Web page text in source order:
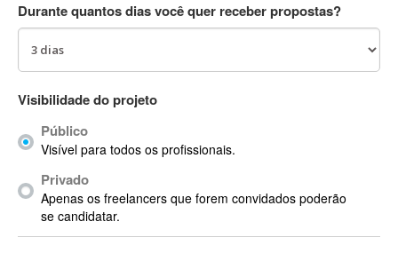
ACID Pro
ACPI
ACT
Actian
Actimize
ActionScript
ActionScript 3
Durante quantos dias você quer receber propostas?
Visibilidade do projeto
Público
Visível para todos os profissionais.
Privado
Apenas os freelancers que forem convidados poderão
se candidatar.